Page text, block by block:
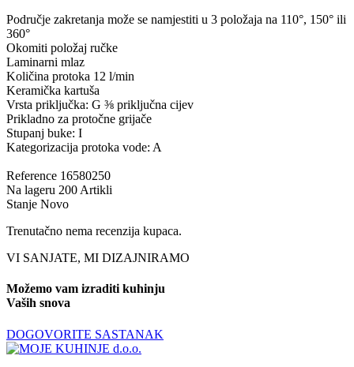
Područje zakretanja može se namjestiti u 3 položaja na 110°, 150° ili
360°
Okomiti položaj ručke
Laminarni mlaz
Količina protoka 12 l/min
Keramička kartuša
Vrsta priključka: G ⅜ priključna cijev
Prikladno za protočne grijače
Stupanj buke: I
Kategorizacija protoka vode: A
Reference 16580250
Na lageru 200 Artikli
Stanje Novo
Trenutačno nema recenzija kupaca.
VI SANJATE, MI DIZAJNIRAMO
Možemo vam izraditi kuhinju
Vaših snova
DOGOVORITE SASTANAK